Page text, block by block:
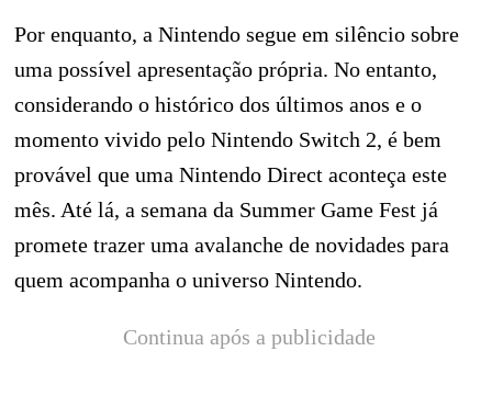
Por enquanto, a Nintendo segue em silêncio sobre
uma possível apresentação própria. No entanto,
considerando o histórico dos últimos anos e o
momento vivido pelo Nintendo Switch 2, é bem
provável que uma Nintendo Direct aconteça este
mês. Até lá, a semana da Summer Game Fest já
promete trazer uma avalanche de novidades para
quem acompanha o universo Nintendo.
Continua após a publicidade